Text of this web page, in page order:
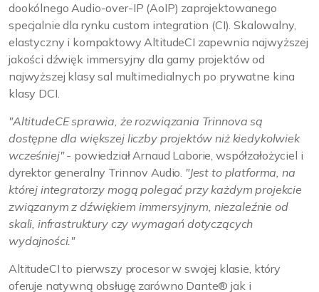
dookólnego Audio-over-IP (AoIP) zaprojektowanego
specjalnie dla rynku custom integration (CI). Skalowalny,
elastyczny i kompaktowy AltitudeCI zapewnia najwyższej
jakości dźwięk immersyjny dla gamy projektów od
najwyższej klasy sal multimedialnych po prywatne kina
klasy DCI.
"AltitudeCE sprawia, że rozwiązania Trinnova są
dostępne dla większej liczby projektów niż kiedykolwiek
wcześniej"- powiedział Arnaud Laborie, współzałożyciel i
dyrektor generalny Trinnov Audio. "Jest to platforma, na
której integratorzy mogą polegać przy każdym projekcie
związanym z dźwiękiem immersyjnym, niezaleźnie od
skali, infrastruktury czy wymagań dotyczących
wydajności."
AltitudeCI to pierwszy procesor w swojej klasie, który
oferuje natywną obsługę zarówno Dante® jak i